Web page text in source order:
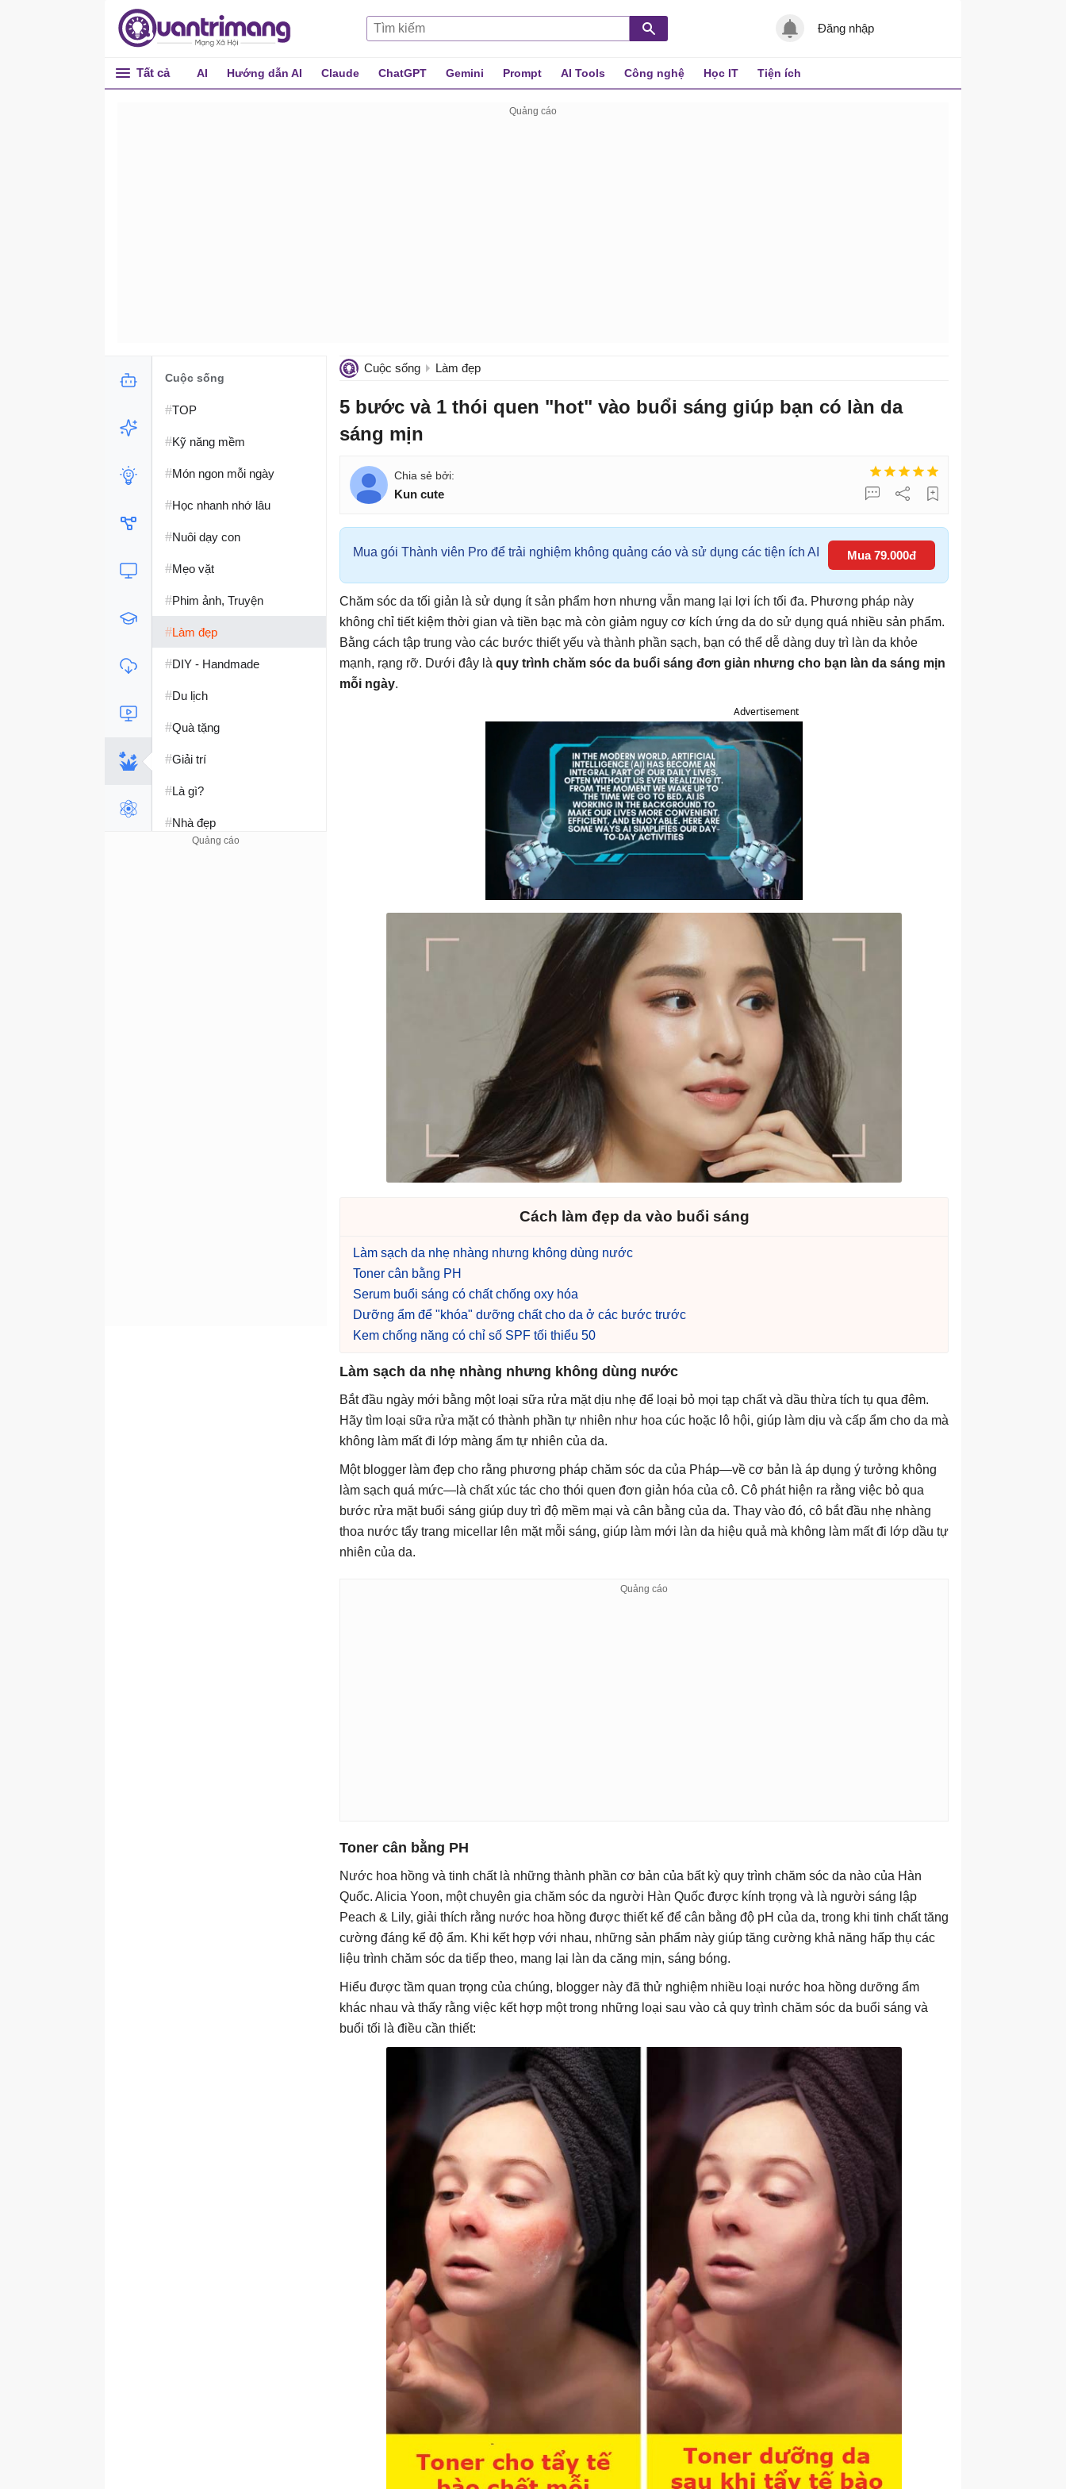
Đăng nhập
Tất cả AI Hướng dẫn AI Claude ChatGPT Gemini Prompt AI Tools Công nghệ Học IT Tiện ích
Cuộc sống Làm đẹp
5 bước và 1 thói quen "hot" vào buổi sáng giúp bạn có làn da
sáng mịn
Kun cute
Mua gói Thành viên Pro để trải nghiệm không quảng cáo và sử dụng các tiện ích AI Mua 79.000đ
Chăm sóc da tối giản là sử dụng ít sản phẩm hơn nhưng vẫn mang lại lợi ích tối đa. Phương pháp này
không chỉ tiết kiệm thời gian và tiền bạc mà còn giảm nguy cơ kích ứng da do sử dụng quá nhiều sản phẩm.
Bằng cách tập trung vào các bước thiết yếu và thành phần sạch, bạn có thể dễ dàng duy trì làn da khỏe
mạnh, rạng rỡ. Dưới đây là quy trình chăm sóc da buổi sáng đơn giản nhưng cho bạn làn da sáng mịn
mỗi ngày.
Advertisement
Cách làm đẹp da vào buổi sáng
Làm sạch da nhẹ nhàng nhưng không dùng nước
Toner cân bằng PH
Serum buổi sáng có chất chống oxy hóa
Dưỡng ẩm để "khóa" dưỡng chất cho da ở các bước trước
Kem chống năng có chỉ số SPF tối thiểu 50
Làm sạch da nhẹ nhàng nhưng không dùng nước
Bắt đầu ngày mới bằng một loại sữa rửa mặt dịu nhẹ để loại bỏ mọi tạp chất và dầu thừa tích tụ qua đêm.
Hãy tìm loại sữa rửa mặt có thành phần tự nhiên như hoa cúc hoặc lô hội, giúp làm dịu và cấp ẩm cho da mà
không làm mất đi lớp màng ẩm tự nhiên của da.
Một blogger làm đẹp cho rằng phương pháp chăm sóc da của Pháp—về cơ bản là áp dụng ý tưởng không
làm sạch quá mức—là chất xúc tác cho thói quen đơn giản hóa của cô. Cô phát hiện ra rằng việc bỏ qua
bước rửa mặt buổi sáng giúp duy trì độ mềm mại và cân bằng của da. Thay vào đó, cô bắt đầu nhẹ nhàng
thoa nước tẩy trang micellar lên mặt mỗi sáng, giúp làm mới làn da hiệu quả mà không làm mất đi lớp dầu tự
nhiên của da.
Toner cân bằng PH
Nước hoa hồng và tinh chất là những thành phần cơ bản của bất kỳ quy trình chăm sóc da nào của Hàn
Quốc. Alicia Yoon, một chuyên gia chăm sóc da người Hàn Quốc được kính trọng và là người sáng lập
Peach & Lily, giải thích rằng nước hoa hồng được thiết kế để cân bằng độ pH của da, trong khi tinh chất tăng
cường đáng kể độ ẩm. Khi kết hợp với nhau, những sản phẩm này giúp tăng cường khả năng hấp thụ các
liệu trình chăm sóc da tiếp theo, mang lại làn da căng mịn, sáng bóng.
Hiểu được tầm quan trọng của chúng, blogger này đã thử nghiệm nhiều loại nước hoa hồng dưỡng ẩm
khác nhau và thấy rằng việc kết hợp một trong những loại sau vào cả quy trình chăm sóc da buổi sáng và
buổi tối là điều cần thiết:
Cuộc sống
#TOP
#Kỹ năng mềm
#Món ngon mỗi ngày
#Học nhanh nhớ lâu
#Nuôi dạy con
#Mẹo vặt
#Phim ảnh, Truyện
#Làm đẹp
#DIY - Handmade
#Du lịch
#Quà tặng
#Giải trí
#Là gì?
#Nhà đẹp